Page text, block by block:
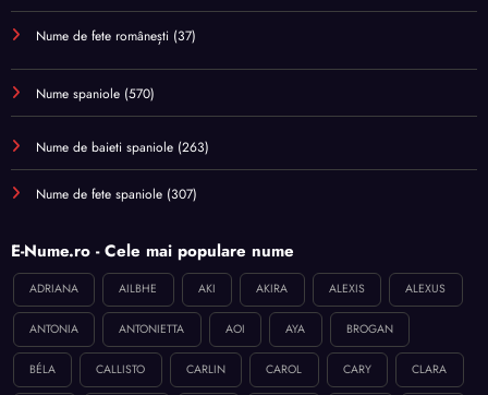
Nume de fete românești (37)
Nume spaniole (570)
Nume de baieti spaniole (263)
Nume de fete spaniole (307)
E-Nume.ro - Cele mai populare nume
ADRIANA AILBHE AKI AKIRA ALEXIS ALEXUS
ANTONIA ANTONIETTA AOI AYA BROGAN
BÉLA CALLISTO CARLIN CAROL CARY CLARA